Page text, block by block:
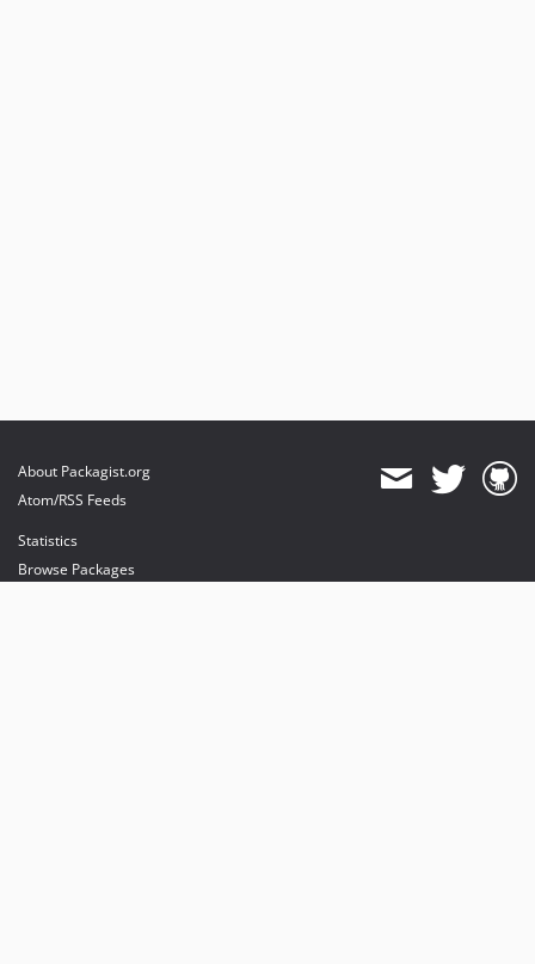
About Packagist.org
Atom/RSS Feeds
Statistics
Browse Packages